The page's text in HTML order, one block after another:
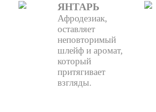
ЯНТАРЬ
Афродезиак,
оставляет
неповторимый
шлейф и аромат,
который
притягивает
взгляды.